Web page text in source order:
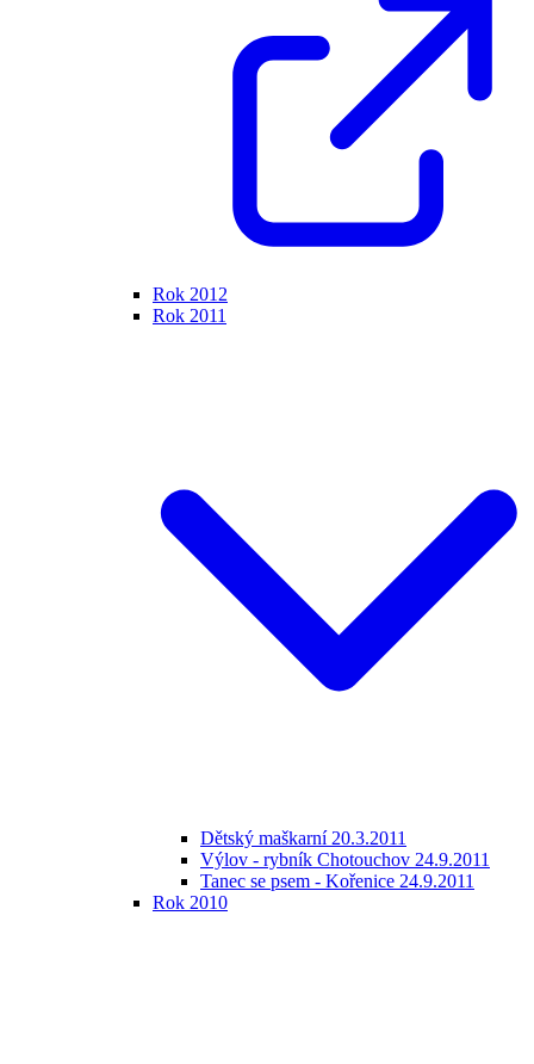
Rok 2012
Rok 2011
Dětský maškarní 20.3.2011
Výlov - rybník Chotouchov 24.9.2011
Tanec se psem - Kořenice 24.9.2011
Rok 2010